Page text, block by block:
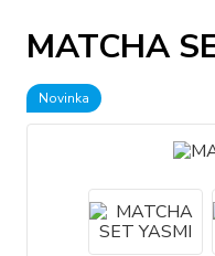
MATCHA
Novinka